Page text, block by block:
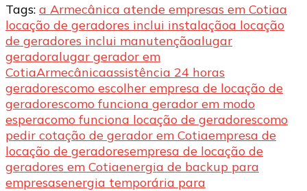
Tags: a Armecânica atende empresas em Cotiaa
locação de geradores inclui instalaçãoa locação
de geradores inclui manutençãoalugar
geradoralugar gerador em
CotiaArmecânicaassistência 24 horas
geradorescomo escolher empresa de locação de
geradorescomo funciona gerador em modo
esperacomo funciona locação de geradorescomo
pedir cotação de gerador em Cotiaempresa de
locação de geradoresempresa de locação de
geradores em Cotiaenergia de backup para
empresasenergia temporária para